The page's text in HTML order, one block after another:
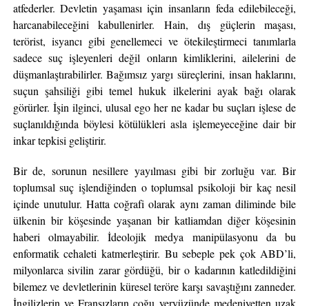
atfederler. Devletin yaşaması için insanların feda edilebileceği,
harcanabileceğini kabullenirler. Hain, dış güçlerin maşası,
terörist, isyancı gibi genellemeci ve ötekileştirmeci tanımlarla
sadece suç işleyenleri değil onların kimliklerini, ailelerini de
düşmanlaştırabilirler. Bağımsız yargı süreçlerini, insan haklarını,
suçun şahsiliği gibi temel hukuk ilkelerini ayak bağı olarak
görürler. İşin ilginci, ulusal ego her ne kadar bu suçları işlese de
suçlanıldığında böylesi kötülükleri asla işlemeyeceğine dair bir
inkar tepkisi geliştirir.
Bir de, sorunun nesillere yayılması gibi bir zorluğu var. Bir
toplumsal suç işlendiğinden o toplumsal psikoloji bir kaç nesil
içinde unutulur. Hatta coğrafi olarak aynı zaman diliminde bile
ülkenin bir köşesinde yaşanan bir katliamdan diğer köşesinin
haberi olmayabilir. İdeolojik medya manipülasyonu da bu
enformatik cehaleti katmerleştirir. Bu sebeple pek çok ABD’li,
milyonlarca sivilin zarar gördüğü, bir o kadarının katledildiğini
bilemez ve devletlerinin küresel teröre karşı savaştığını zanneder.
İngilizlerin ve Fransızların çoğu yeryüzünde medeniyetten uzak